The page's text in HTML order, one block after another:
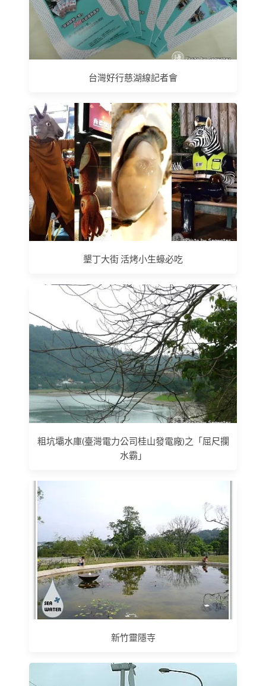
台灣好行慈湖線記者會
墾丁大街 活烤小生蠔必吃
粗坑壩水庫(臺灣電力公司桂山發電廠)之「屈尺攔
水霸」
新竹靈隱寺